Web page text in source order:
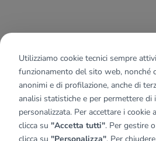
Utilizziamo cookie tecnici sempre
funzionamento del sito web, nonché
anonimi e di profilazione, anche di
analisi statistiche e per permettere di
personalizzata. Per accettare i cookie
clicca su "Accetta tutti". Per gestire